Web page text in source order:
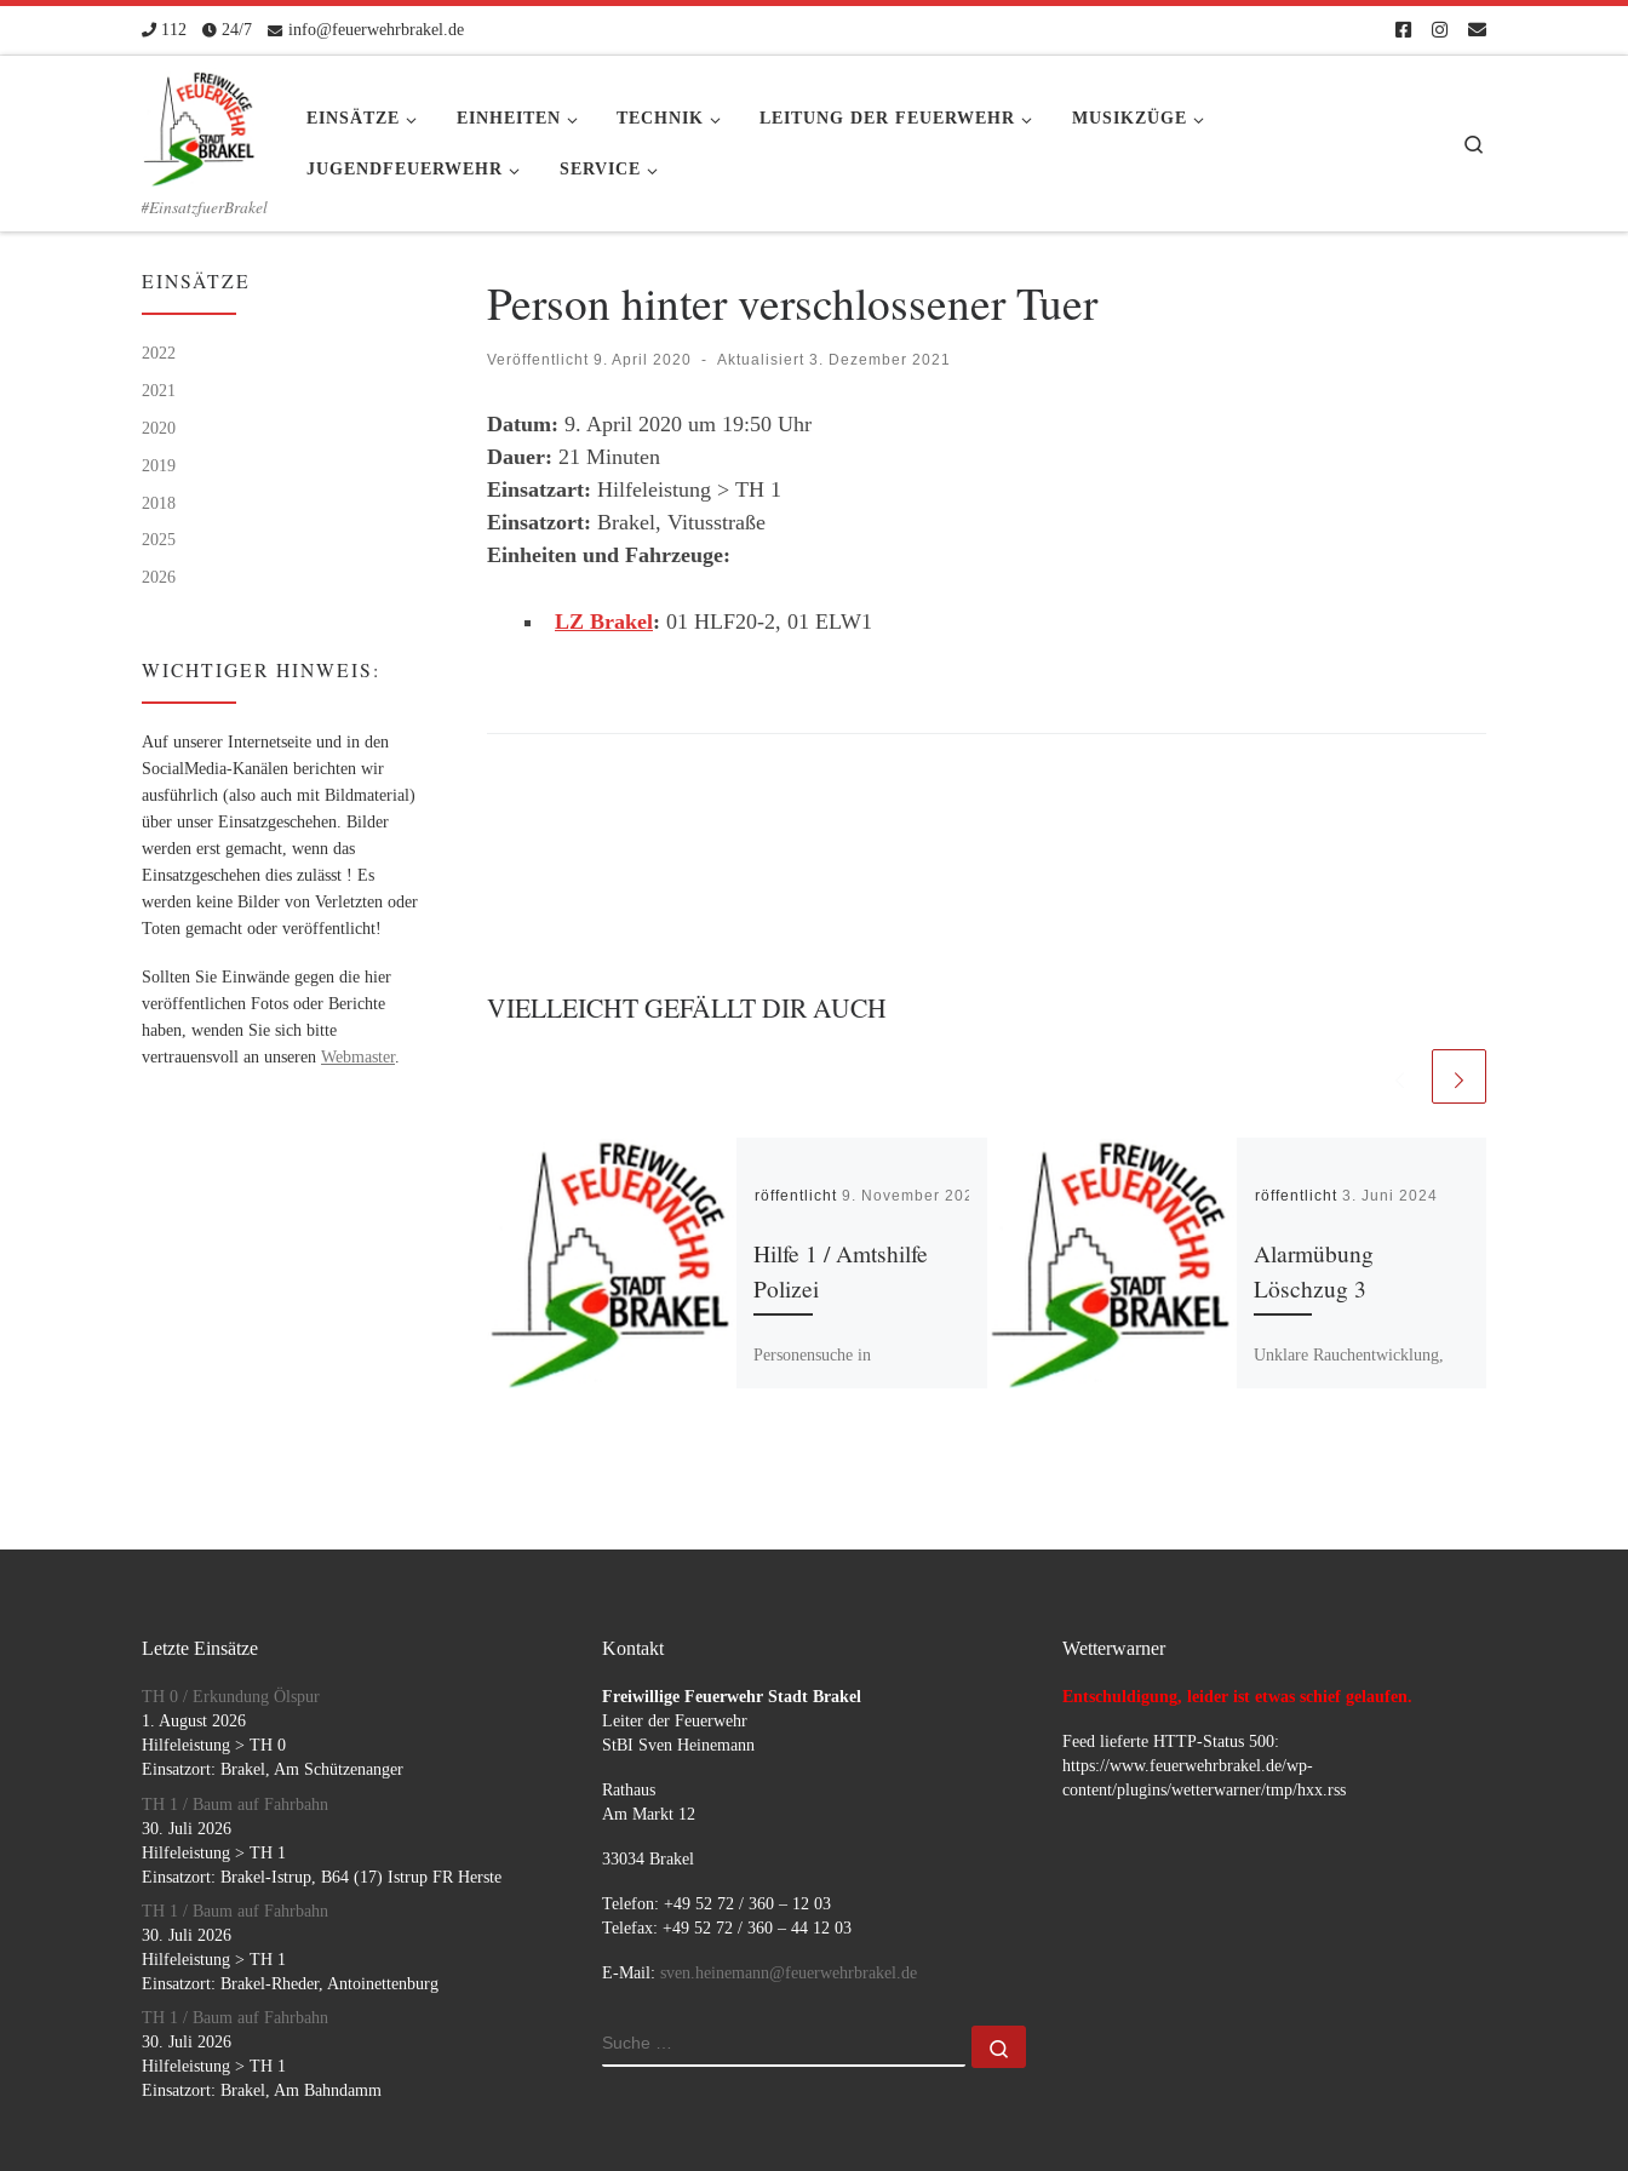
Zum Inhalt springen
112 24/7 info@feuerwehrbrakel.de
#EinsatzfuerBrakel
EINSÄTZE EINHEITEN TECHNIK LEITUNG DER FEUERWEHR MUSIKZÜGE
JUGENDFEUERWEHR SERVICE
Person hinter verschlossener Tuer
Veröffentlicht 9. April 2020 - Aktualisiert 3. Dezember 2021
Datum: 9. April 2020 um 19:50 Uhr
Dauer: 21 Minuten
Einsatzart: Hilfeleistung > TH 1
Einsatzort: Brakel, Vitusstraße
Einheiten und Fahrzeuge:
LZ Brakel: 01 HLF20-2, 01 ELW1
VIELLEICHT GEFÄLLT DIR AUCH
Veröffentlicht9. November 2024
Hilfe 1 / Amtshilfe
Polizei
Personensuche in
Veröffentlicht 3. Juni 2024
Alarmübung
Löschzug 3
Unklare Rauchentwicklung,
EINSÄTZE
2022
2021
2020
2019
2018
2025
2026
WICHTIGER HINWEIS:
Auf unserer Internetseite und in den
SocialMedia-Kanälen berichten wir
ausführlich (also auch mit Bildmaterial)
über unser Einsatzgeschehen. Bilder
werden erst gemacht, wenn das
Einsatzgeschehen dies zulässt ! Es
werden keine Bilder von Verletzten oder
Toten gemacht oder veröffentlicht!
Sollten Sie Einwände gegen die hier
veröffentlichen Fotos oder Berichte
haben, wenden Sie sich bitte
vertrauensvoll an unseren Webmaster.
Letzte Einsätze
TH 0 / Erkundung Ölspur
1. August 2026
Hilfeleistung > TH 0
Einsatzort: Brakel, Am Schützenanger
TH 1 / Baum auf Fahrbahn
30. Juli 2026
Hilfeleistung > TH 1
Einsatzort: Brakel-Istrup, B64 (17) Istrup FR Herste
TH 1 / Baum auf Fahrbahn
30. Juli 2026
Hilfeleistung > TH 1
Einsatzort: Brakel-Rheder, Antoinettenburg
TH 1 / Baum auf Fahrbahn
30. Juli 2026
Hilfeleistung > TH 1
Einsatzort: Brakel, Am Bahndamm
Kontakt
Freiwillige Feuerwehr Stadt Brakel
Leiter der Feuerwehr
StBI Sven Heinemann
Rathaus
Am Markt 12
33034 Brakel
Telefon: +49 52 72 / 360 – 12 03
Telefax: +49 52 72 / 360 – 44 12 03
E-Mail: sven.heinemann@feuerwehrbrakel.de
SUCHE
Wetterwarner
Entschuldigung, leider ist etwas schief gelaufen.
Feed lieferte HTTP-Status 500:
https://www.feuerwehrbrakel.de/wp-
content/plugins/wetterwarner/tmp/hxx.rss